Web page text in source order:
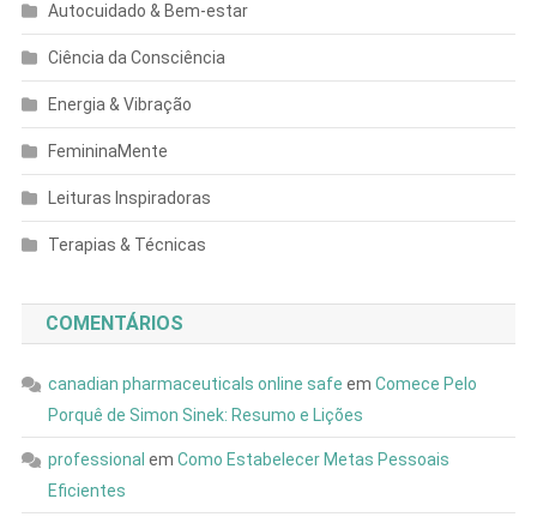
Autocuidado & Bem-estar
Ciência da Consciência
Energia & Vibração
FemininaMente
Leituras Inspiradoras
Terapias & Técnicas
COMENTÁRIOS
canadian pharmaceuticals online safe em Comece Pelo
Porquê de Simon Sinek: Resumo e Lições
professional em Como Estabelecer Metas Pessoais
Eficientes